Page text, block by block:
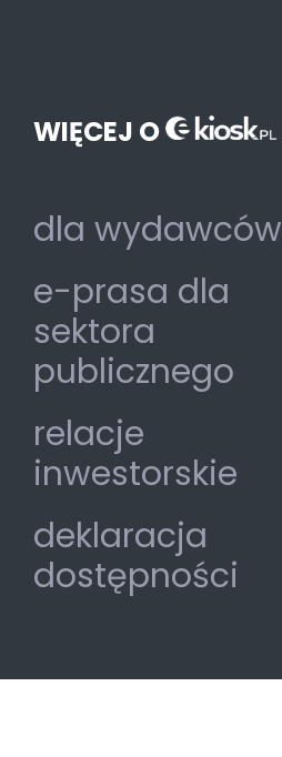
WIĘCEJ O
dla wydawców
e-prasa dla
sektora
publicznego
relacje
inwestorskie
deklaracja
dostępności